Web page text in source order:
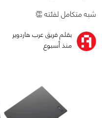
شبه متكامل لفئته 👏
بقلم فريق عرب هاردوير
منذ أسبوع